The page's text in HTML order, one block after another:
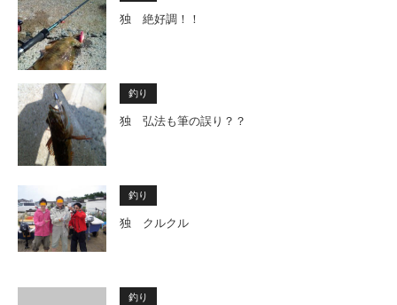
独 絶好調！！
釣り
独 弘法も筆の誤り？？
釣り
独 クルクル
釣り